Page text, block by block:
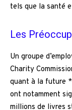
tels que la santé
Les
Un groupe
Charity
quant à la future
ont notamment
millions de livres